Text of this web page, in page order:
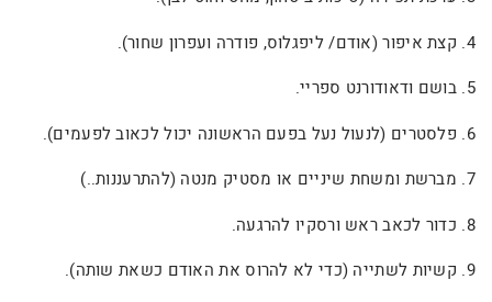
4. קצת איפור (אודם/ ליפגלוס, פודרה ועפרון שחור).
5. בושם ודאודורנט ספריי.
6. פלסטרים (לנעול נעל בפעם הראשונה יכול לכאוב לפעמים).
7. מברשת ומשחת שיניים או מסטיק מנטה (להתרעננות..)
8. כדור לכאב ראש ורסקיו להרגעה.
9. קשיות לשתייה (כדי לא להרוס את האודם כשאת שותה).